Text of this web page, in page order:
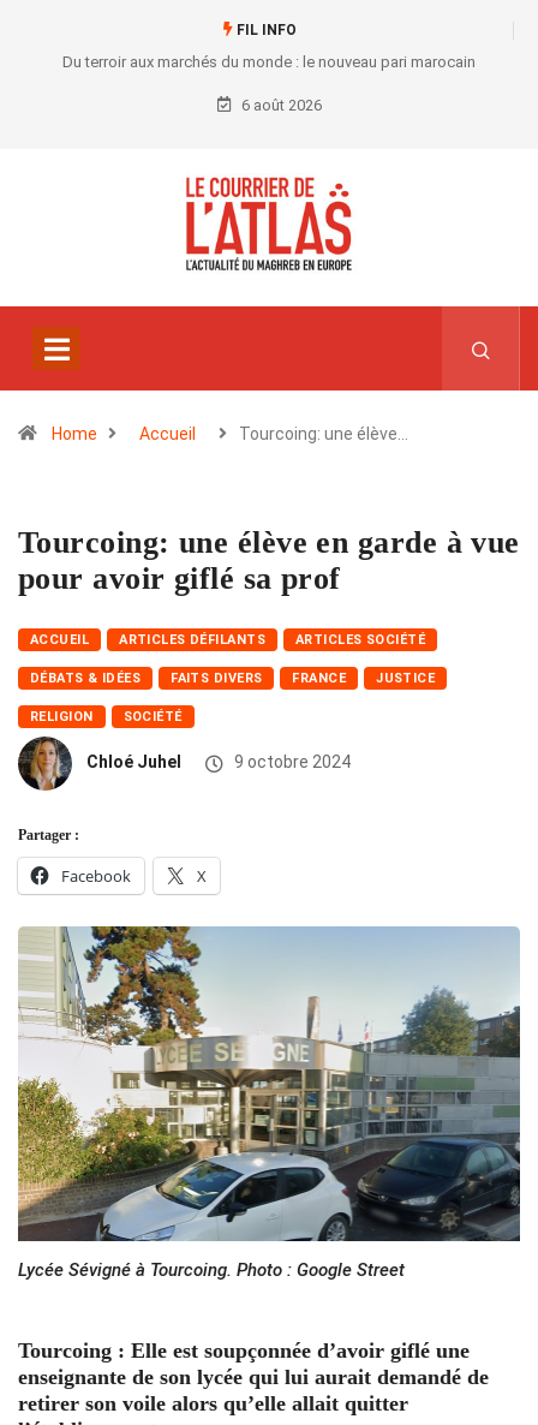
FIL INFO
Du terroir aux marchés du monde : le nouveau pari marocain
6 août 2026
Home Accueil Tourcoing: une élève…
Tourcoing: une élève en garde à vue
pour avoir giflé sa prof
ACCUEIL ARTICLES DÉFILANTS ARTICLES SOCIÉTÉ
DÉBATS & IDÉES FAITS DIVERS FRANCE JUSTICE
RELIGION SOCIÉTÉ
Chloé Juhel 9 octobre 2024
Partager :
Facebook X
Lycée Sévigné à Tourcoing. Photo : Google Street
Tourcoing : Elle est soupçonnée d’avoir giflé une
enseignante de son lycée qui lui aurait demandé de
retirer son voile alors qu’elle allait quitter